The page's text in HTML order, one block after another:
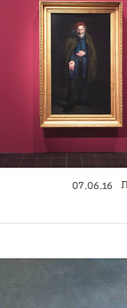
07.06.16